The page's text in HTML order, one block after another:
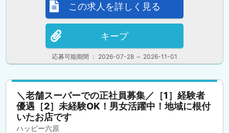
応募可能期間 ： 2026-07-28 ～ 2026-11-01
この求人を詳しく見る
キープ
＼老舗スーパーでの正社員募集／［1］経験者
優遇［2］未経験OK！男女活躍中！地域に根付
いたお店です
ハッピー六原